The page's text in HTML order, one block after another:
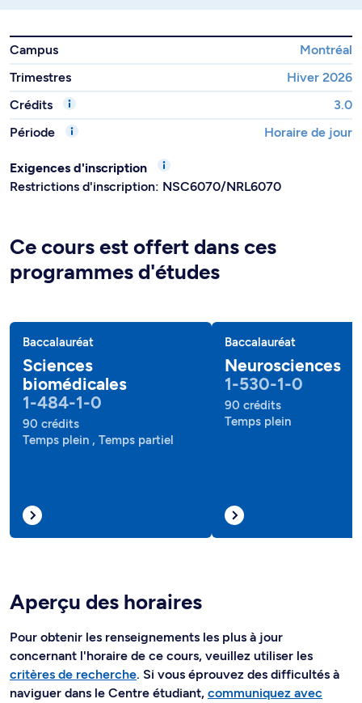
Campus
Montréal
Trimestres
Hiver 2026
Crédits
3.0
Période
Horaire de jour
Exigences d'inscription
Restrictions d'inscription: NSC6070/NRL6070
Ce cours est offert dans ces
programmes d'études
Baccalauréat
Sciences
biomédicales
1-484-1-0
90 crédits
Temps plein , Temps partiel
Baccalauréat
Neurosciences
1-530-1-0
90 crédits
Temps plein
Aperçu des horaires
Pour obtenir les renseignements les plus à jour
concernant l'horaire de ce cours, veuillez utiliser les
critères de recherche. Si vous éprouvez des difficultés à
naviguer dans le Centre étudiant, communiquez avec